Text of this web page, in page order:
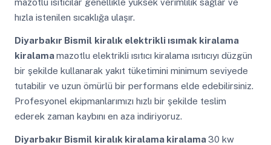
mazotlu ısıtıcılar genellikle yüksek verimlilik sağlar ve
hızla istenilen sıcaklığa ulaşır.
Diyarbakır Bismil kiralık elektrikli ısımak kiralama
kiralamamazotlu elektrikli ısıtıcı kiralama ısıtıcıyı düzgün
bir şekilde kullanarak yakıt tüketimini minimum seviyede
tutabilir ve uzun ömürlü bir performans elde edebilirsiniz.
Profesyonel ekipmanlarımızı hızlı bir şekilde teslim
ederek zaman kaybını en aza indiriyoruz.
Diyarbakır Bismil kiralık kiralama kiralama30 kw